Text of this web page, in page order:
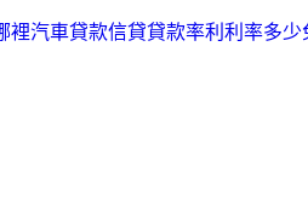
汽車貸款信貸貸款率利利率多少